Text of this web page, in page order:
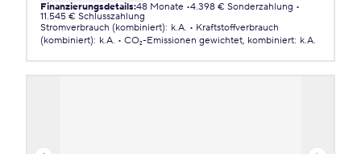
Finanzierungsdetails:48 Monate 4.398 € Sonderzahlung
11.545 € Schlusszahlung
Stromverbrauch (kombiniert): k.A.
Kraftstoffverbrauch
(kombiniert): k.A. CO₂-Emissionen gewichtet, kombiniert: k.A.